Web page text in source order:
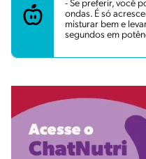
- Se preferir, você
ondas. É só
misturar bem e
segundos em